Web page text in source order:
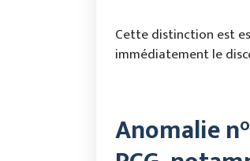
Cette distinction est
immédiatement le
Anomalie